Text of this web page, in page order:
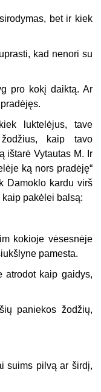
bet ir kiek
kad nenori su
pro kokį daiktą. Ar
luktelėjus, tave
kaip tavo
ištarė Vytautas M. Ir
ką nors pradėję“
Damoklo kardu virš
pakėlei balsą:
kokioje vėsesnėje
pamesta.
atrodot kaip gaidys,
paniekos žodžių,
suims pilvą ar širdį,